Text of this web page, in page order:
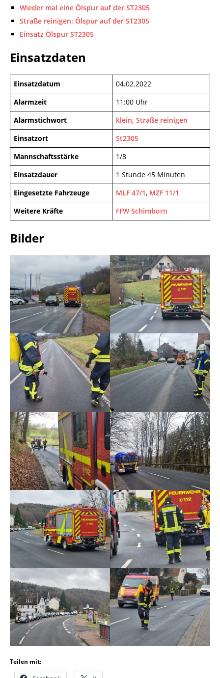
Wieder mal eine Ölspur auf der ST2305
Straße reinigen: Ölspur auf der ST2305
Einsatz Ölspur ST2305
Einsatzdaten
Einsatzdatum
04.02.2022
Alarmzeit
11:00 Uhr
Alarmstichwort
klein, Straße reinigen
Einsatzort
St2305
Mannschaftsstärke
1/8
Einsatzdauer
1 Stunde 45 Minuten
Eingesetzte Fahrzeuge
MLF 47/1, MZF 11/1
Weitere Kräfte
FFW Schimborn
Bilder
Teilen mit: